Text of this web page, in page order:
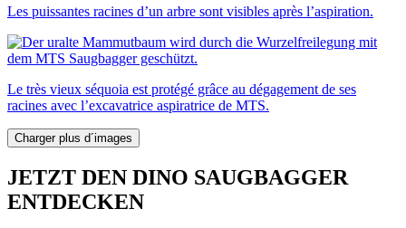
Les puissantes racines d’un arbre sont visibles après l’aspiration.
Le très vieux séquoia est protégé grâce au dégagement de ses
racines avec l’excavatrice aspiratrice de MTS.
Charger plus d´images
JETZT DEN DINO SAUGBAGGER
ENTDECKEN